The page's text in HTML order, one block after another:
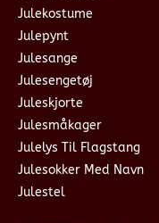
Julekostume
Julepynt
Julesange
Julesengetøj
Juleskjorte
Julesmåkager
Julelys Til Flagstang
Julesokker Med Navn
Julestel